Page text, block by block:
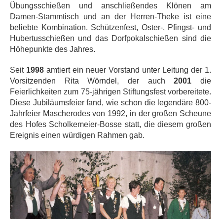
Übungsschießen und anschließendes Klönen am
Damen-Stammtisch und an der Herren-Theke ist eine
beliebte Kombination. Schützenfest, Oster-, Pfingst- und
Hubertusschießen und das Dorfpokalschießen sind die
Höhepunkte des Jahres.
Seit 1998 amtiert ein neuer Vorstand unter Leitung der 1.
Vorsitzenden Rita Wörndel, der auch2001 die
Feierlichkeiten zum 75-jährigen Stiftungsfest vorbereitete.
Diese Jubiläumsfeier fand, wie schon die legendäre 800-
Jahrfeier Mascherodes von 1992, in der großen Scheune
des Hofes Scholkemeier-Bosse statt, die diesem großen
Ereignis einen würdigen Rahmen gab.